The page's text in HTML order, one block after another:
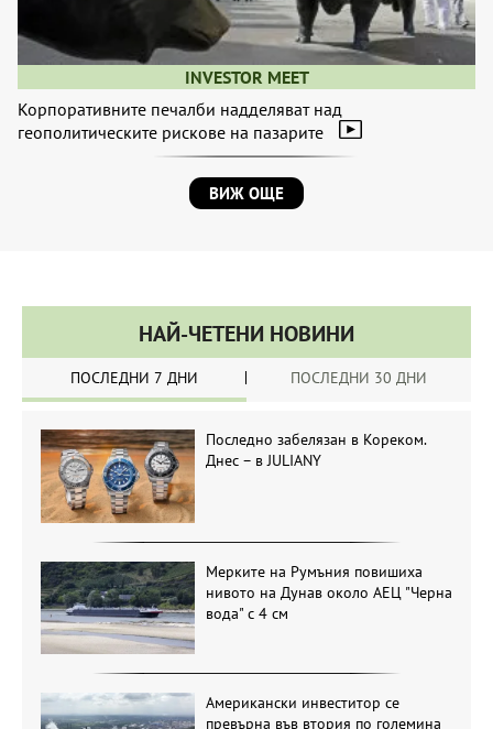
INVESTOR MEET
Корпоративните печалби надделяват над
геополитическите рискове на пазарите
ВИЖ ОЩЕ
НАЙ-ЧЕТЕНИ НОВИНИ
ПОСЛЕДНИ 7 ДНИ ПОСЛЕДНИ 30 ДНИ
Последно забелязан в Кореком.
Днес – в JULIANY
Мерките на Румъния повишиха
нивото на Дунав около АЕЦ "Черна
вода" с 4 см
Американски инвеститор се
превърна във втория по големина